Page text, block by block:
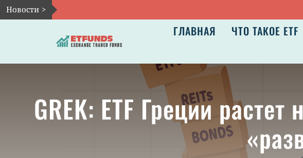
Skip
to
Новости >
ГЛАВНАЯ ЧТО ТАКОЕ ETF
GREK: ETF Греции